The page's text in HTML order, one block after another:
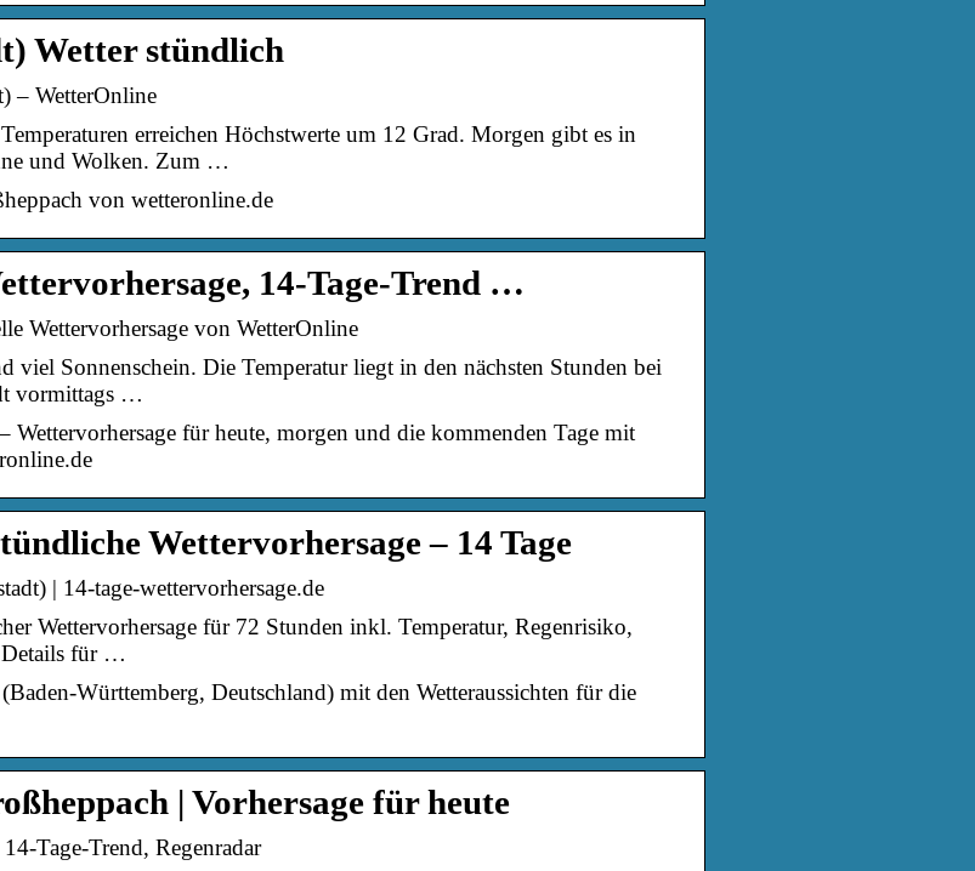
Wetter stündlich
– WetterOnline
erreichen Höchstwerte um 12 Grad. Morgen gibt es in
und Wolken. Zum …
von wetteronline.de
14-Tage-Trend …
Wettervorhersage von WetterOnline
viel Sonnenschein. Die Temperatur liegt in den nächsten Stunden bei
vormittags …
Wettervorhersage für heute, morgen und die kommenden Tage mit
Wettervorhersage – 14 Tage
| 14-tage-wettervorhersage.de
Wettervorhersage für 72 Stunden inkl. Temperatur, Regenrisiko,
Details für …
Württemberg, Deutschland) mit den Wetteraussichten für die
| Vorhersage für heute
Tage-Trend, Regenradar